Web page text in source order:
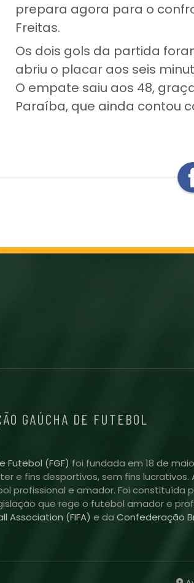
prepara agora para o
Freitas.
Os dois gols da partida
abriu o placar aos seis
O empate saiu aos 48,
Paraíba, que ainda contou
GAÚCHA DE FUTEBOL
Futebol (FGF) foi fundada em 18 de
e fins desportivos, sem fins
profissional e amador. Foi constituída
que rege o futebol amador e
Association (FIFA) e da Confederação